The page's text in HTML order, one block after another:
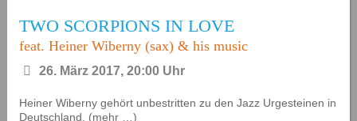
TWO SCORPIONS IN LOVE
feat. Heiner Wiberny (sax) & his music
26. März 2017, 20:00 Uhr
Heiner Wiberny gehört unbestritten zu den Jazz Urgesteinen in
Deutschland. (mehr …)